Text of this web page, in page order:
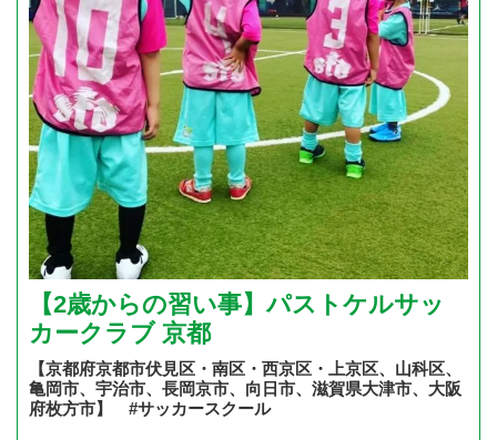
【2歳からの習い事】パストケルサッ
カークラブ 京都
【京都府京都市伏見区・南区・西京区・上京区、山科区、
亀岡市、宇治市、長岡京市、向日市、滋賀県大津市、大阪
府枚方市】 #サッカースクール